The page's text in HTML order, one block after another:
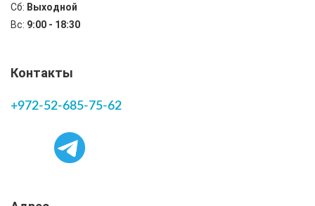
Сб: Выходной
Вс: 9:00 - 18:30
Контакты
+972-52-685-75-62